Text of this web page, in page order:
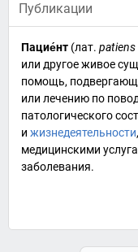
Публикации
Пацие́нт (лат. patiens
или другое живое
помощь,
или лечению по
патологического
и жизнедеятельности
медицинскими
заболевания.